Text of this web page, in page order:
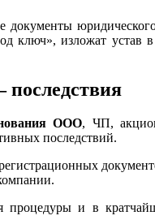
ключ», изложат устав
ООО, ЧП,
последствий.
и в